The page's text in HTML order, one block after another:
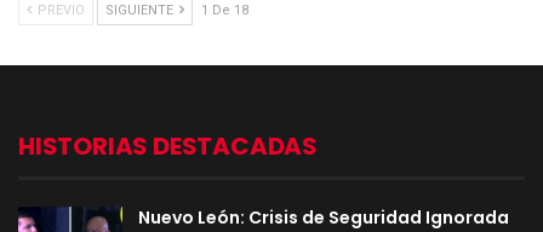
PREVIO SIGUIENTE 1 De 18
HISTORIAS DESTACADAS
Nuevo León: Crisis de Seguridad Ignorada